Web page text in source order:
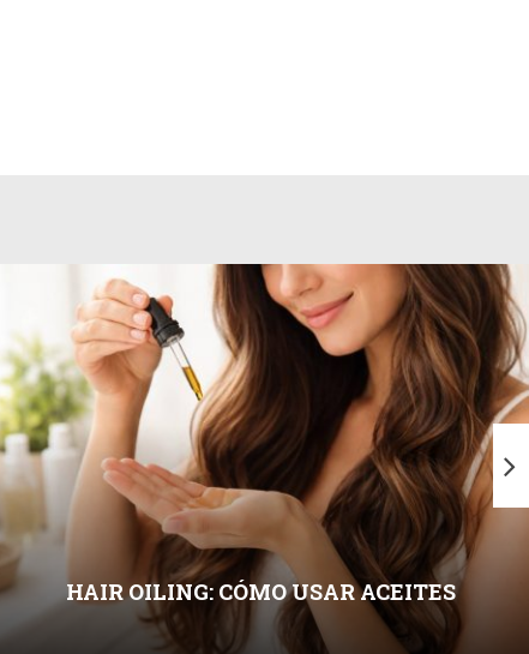
HAIR OILING: CÓMO USAR ACEITES
CAPILARES SIN ENGRASAR SEGÚN